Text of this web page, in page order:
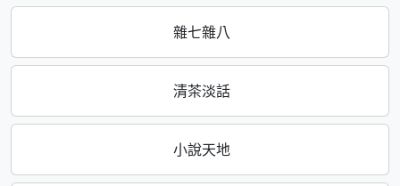
雜七雜八
清茶淡話
小說天地